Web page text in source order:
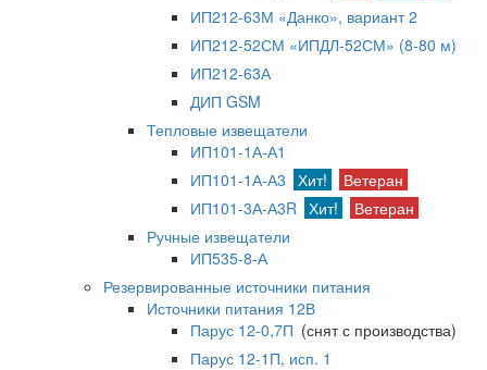
ИП212-63М «Данко», вариант 2
ИП212-52СМ «ИПДЛ-52СМ» (8-80 м)
ИП212-63А
ДИП GSM
Тепловые извещатели
ИП101-1А-А1
ИП101-1А-А3 Хит!
Ветеран
ИП101-3А-А3R Хит!
Ветеран
Ручные извещатели
ИП535-8-А
Резервированные источники питания
Источники питания 12В
Парус 12-0,7П (снят с производства)
Парус 12-1П, исп. 1